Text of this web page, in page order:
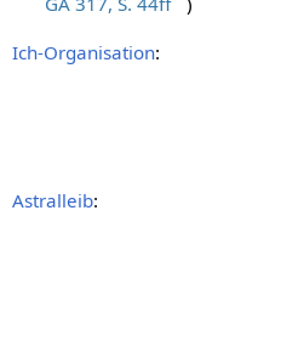
Ich-Organisation:
Astralleib: